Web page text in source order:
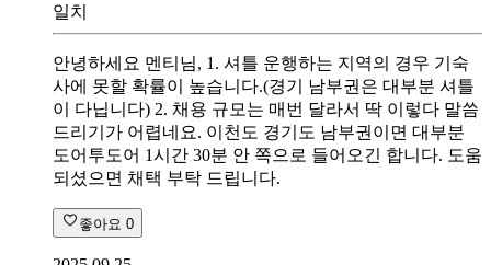
일치
안녕하세요 멘티님, 1. 셔틀 운행하는 지역의 경우 기숙
사에 못할 확률이 높습니다.(경기 남부권은 대부분 셔틀
이 다닙니다) 2. 채용 규모는 매번 달라서 딱 이렇다 말씀
드리기가 어렵네요. 이천도 경기도 남부권이면 대부분
도어투도어 1시간 30분 안 쪽으로 들어오긴 합니다. 도움
되셨으면 채택 부탁 드립니다.
좋아요 0